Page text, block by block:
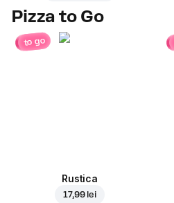
Pizza to Go
to go
Rustica
17,99 lei